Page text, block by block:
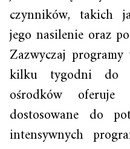
czynników, takich
jego nasilenie oraz
Zazwyczaj
kilku tygodni do
ośrodków oferuje
dostosowane do
intensywnych